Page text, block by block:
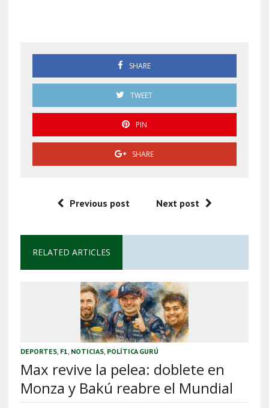
SHARE
TWEET
PIN
SHARE
Previous post Next post
RELATED ARTICLES
DEPORTES, F1, NOTICIAS, POLÍTICA GURÚ
Max revive la pelea: doblete en
Monza y Bakú reabre el Mundial